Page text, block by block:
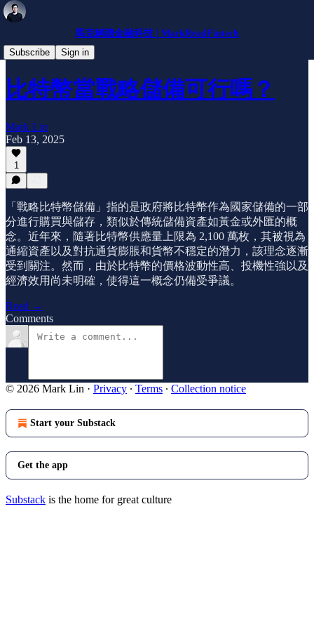
馬克解讀金融科技 | MarkReadFintech
Subscribe
Sign in
趨勢分析
比特幣當戰略儲備可行嗎？
Mark Lin
Feb 13, 2025
1
「戰略比特幣儲備」指的是政府將比特幣作為國家儲備的一部
分進行購買與儲存，類似於傳統儲備資產如黃金或外匯的概
念。近年來，隨著比特幣供應量上限為 2,100 萬枚，其被視為
通縮資產以及對抗通貨膨脹和貨幣不穩定的潛力，該理念逐漸
受到關注。然而，由於比特幣的價格波動性高、投機性強以及
經濟效用尚未明確，使得這一概念仍備受爭議。
Read →
Comments
© 2026 Mark Lin · Privacy ∙ Terms ∙ Collection notice
Start your Substack
Get the app
Substack is the home for great culture